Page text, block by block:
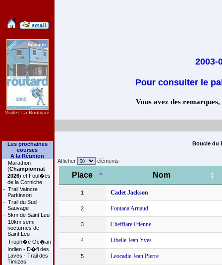
Visitez La Boutique
Les prochaines
courses
A la Réunion
- Marathon
(Championnat
2026) et Foul�es
de la Corniche
- Trail Vaincre
Parkinson
- Trail du Sud
Sauvage
- 5km de Saint Leu
- 10km semi-
nocturnes de
Saint Leu
- Troph�e Oc�an
Indien - D�fi des
Laves - Trail des
Timizes
2003-
Pour consulter le
Vous avez des
Boucle du
Afficher éléments
Place Nom
1 Cadet Jackson
2 Fontana Arnaud
3 Cheffiare Etienne
4 Libelle Jean Yves
5 Leocadie Jean Pierre